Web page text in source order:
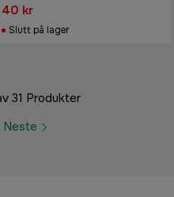
40 kr
Slutt på lager
31 Produkter
Neste